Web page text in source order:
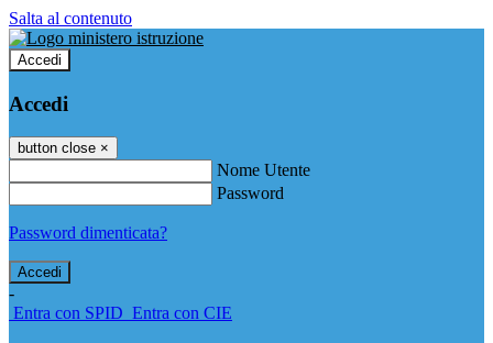
Salta al contenuto
Accedi
Accedi
button close ×
Nome Utente
Password
Password dimenticata?
-
Entra con SPID Entra con CIE